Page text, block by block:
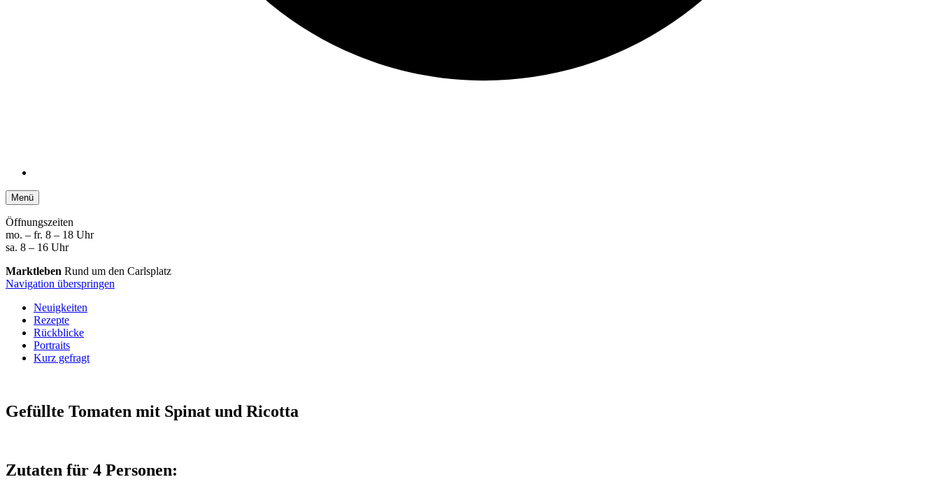
Menü
Öffnungszeiten
mo. – fr. 8 – 18 Uhr
sa. 8 – 16 Uhr
Marktleben Rund um den Carlsplatz
Navigation überspringen
Neuigkeiten
Rezepte
Rückblicke
Portraits
Kurz gefragt
Gefüllte Tomaten mit Spinat und Ricotta
Zutaten für 4 Personen: